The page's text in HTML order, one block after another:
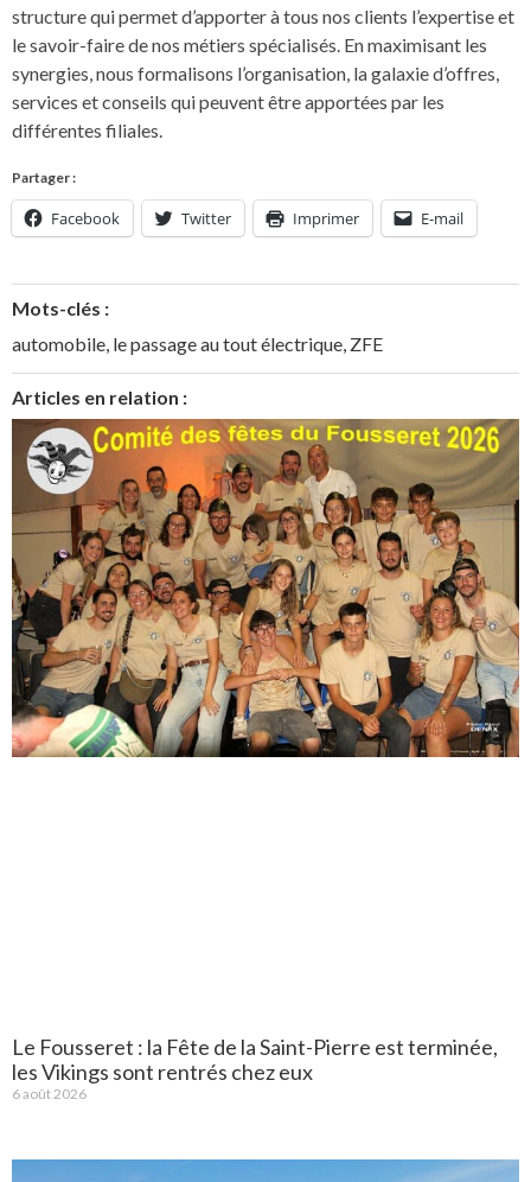
structure qui permet d’apporter à tous nos clients l’expertise et
le savoir-faire de nos métiers spécialisés. En maximisant les
synergies, nous formalisons l’organisation, la galaxie d’offres,
services et conseils qui peuvent être apportées par les
différentes filiales.
Partager :
Facebook Twitter Imprimer E-mail
Mots-clés :
automobile, le passage au tout électrique, ZFE
Articles en relation :
Le Fousseret : la Fête de la Saint-Pierre est terminée,
les Vikings sont rentrés chez eux
6 août 2026